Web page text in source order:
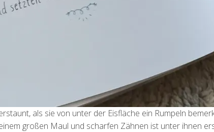
als sie von unter der Eisfläche ein Rumpeln
großen Maul und scharfen Zähnen ist unter ihnen